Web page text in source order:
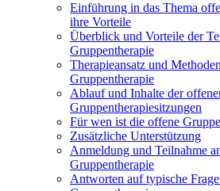
Einführung in das Thema
ihre Vorteile
Überblick und Vorteile der
Gruppentherapie
Therapieansatz und
Gruppentherapie
Ablauf und Inhalte der
Gruppentherapiesitzungen
Für wen ist die offene
Zusätzliche Unterstützung
Anmeldung und Teilnahme
Gruppentherapie
Antworten auf typische